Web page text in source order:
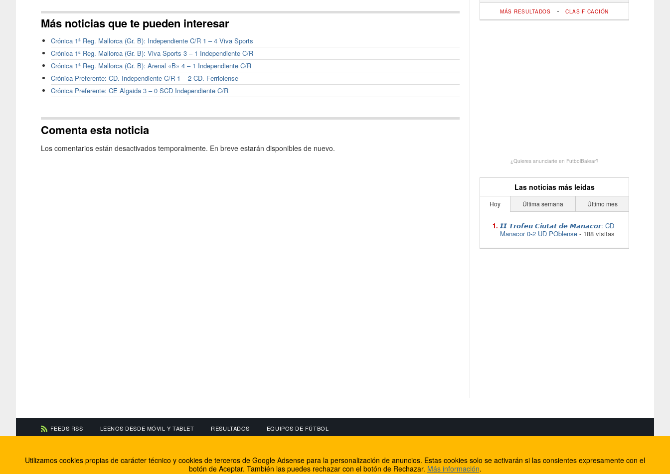
Más noticias que te pueden interesar
Crónica 1ª Reg. Mallorca (Gr. B): Independiente C/R 1 – 4 Viva Sports
Crónica 1ª Reg. Mallorca (Gr. B): Viva Sports 3 – 1 Independiente C/R
Crónica 1ª Reg. Mallorca (Gr. B): Arenal «B» 4 – 1 Independiente C/R
Crónica Preferente: CD. Independiente C/R 1 – 2 CD. Ferriolense
Crónica Preferente: CE Algaida 3 – 0 SCD Independiente C/R
Comenta esta noticia
Los comentarios están desactivados temporalmente. En breve estarán disponibles de nuevo.
MÁS RESULTADOS - CLASIFICACIÓN
¿Quieres anunciarte en FutbolBalear?
Las noticias más leídas
Hoy Última semana Último mes
𝙄𝙄 𝙏𝙧𝙤𝙛𝙚𝙪 𝘾𝙞𝙪𝙩𝙖𝙩 𝙙𝙚 𝙈𝙖𝙣𝙖𝙘𝙤𝙧: CD
Manacor 0-2 UD POblense - 188 visitas
FEEDS RSS LEENOS DESDE MÓVIL Y TABLET RESULTADOS EQUIPOS DE FÚTBOL
Información de contacto
El equipo de FútbolBalear
Soluciones Corporativas IP
Facebook
Twitter
Internet Rural Mallorca
Registro de dominios
Utilizamos cookies propias de carácter técnico y cookies de terceros de Google Adsense para la personalización de anuncios. Estas cookies solo se activarán si las consientes expresamente con el
botón de Aceptar. También las puedes rechazar con el botón de Rechazar. Más información.